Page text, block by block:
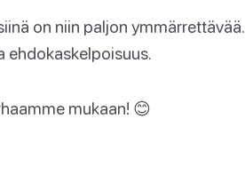
on niin paljon ymmärrettävää.
ehdokaskelpoisuus.
mukaan! 😊